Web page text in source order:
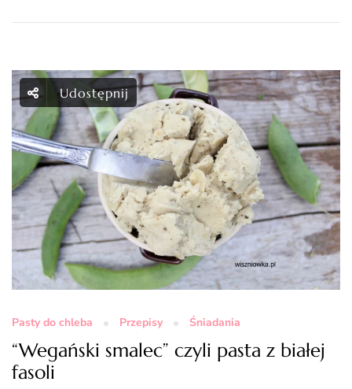
Udostępnij
Pasty do chleba Przepisy Śniadania
“Wegański smalec” czyli pasta z białej
fasoli